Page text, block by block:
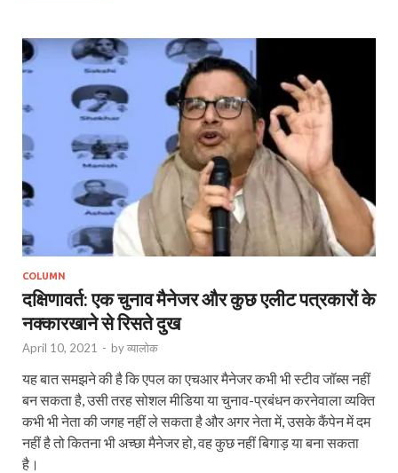
COLUMN
दक्षिणावर्त: एक चुनाव मैनेजर और कुछ एलीट पत्रकारों के
नक्कारखाने से रिसते दुख
April 10, 2021 - byव्यालोक
यह बात समझने की है कि एपल का एचआर मैनेजर कभी भी स्टीव जॉब्स नहीं
बन सकता है, उसी तरह सोशल मीडिया या चुनाव-प्रबंधन करनेवाला व्यक्ति
कभी भी नेता की जगह नहीं ले सकता है और अगर नेता में, उसके कैंपेन में दम
नहीं है तो कितना भी अच्छा मैनेजर हो, वह कुछ नहीं बिगाड़ या बना सकता
है।